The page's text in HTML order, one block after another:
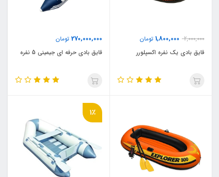
2,000,000
1,800,000 تومان
قایق بادی یک نفره اکسپلورر
270,000,000 تومان
قایق بادی حرفه ای جیمینی 5 نفره
1٪